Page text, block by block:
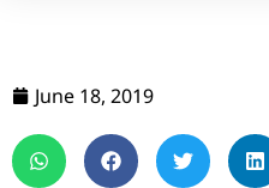
June 18, 2019